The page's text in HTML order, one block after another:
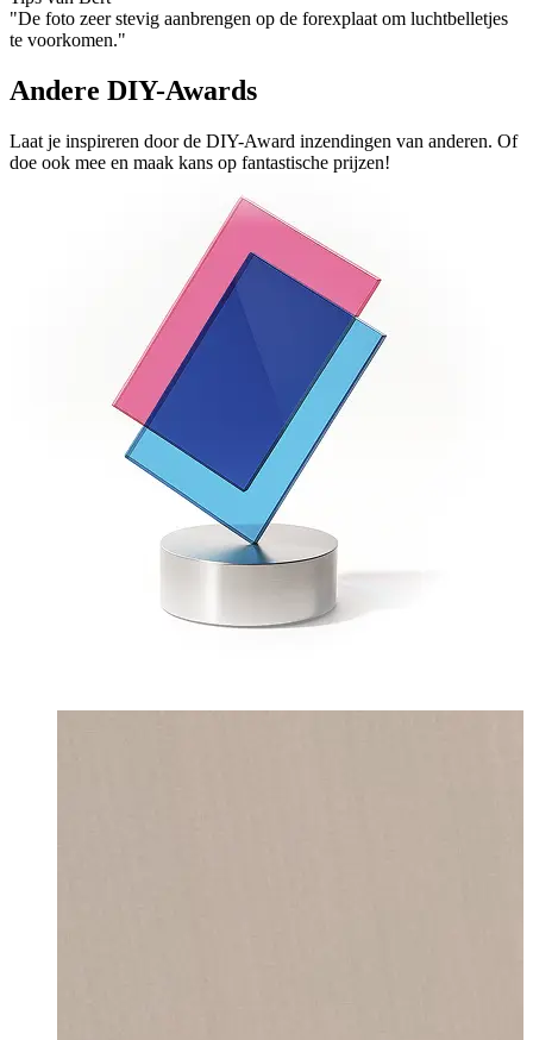
"De foto zeer stevig aanbrengen op de forexplaat om luchtbelletjes
te voorkomen."
Andere DIY-Awards
Laat je inspireren door de DIY-Award inzendingen van anderen. Of
doe ook mee en maak kans op fantastische prijzen!